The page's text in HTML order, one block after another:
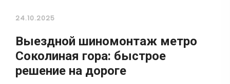
24.10.2025
Выездной шиномонтаж метро
Соколиная гора: быстрое
решение на дороге